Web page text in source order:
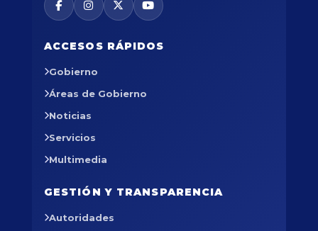
ACCESOS RÁPIDOS
Gobierno
Áreas de Gobierno
Noticias
Servicios
Multimedia
GESTIÓN Y TRANSPARENCIA
Autoridades